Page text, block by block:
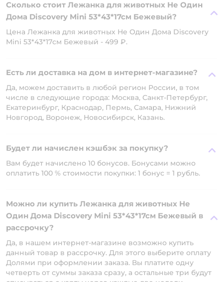
Сколько стоит Лежанка для животных Не Один
Дома Discovery Mini 53*43*17см Бежевый?
Цена Лежанка для животных Не Один Дома Discovery
Mini 53*43*17см Бежевый - 499 ₽.
Есть ли доставка на дом в интернет-магазине?
Да, можем доставить в любой регион России, в том
числе в следующие города: Москва, Санкт-Петербург,
Екатеринбург, Краснодар, Пермь, Самара, Нижний
Новгород, Воронеж, Новосибирск, Казань.
Будет ли начислен кэшбэк за покупку?
Вам будет начислено 10 бонусов. Бонусами можно
оплатить 100 % стоимости покупки: 1 бонус = 1 рубль.
Можно ли купить Лежанка для животных Не
Один Дома Discovery Mini 53*43*17см Бежевый в
рассрочку?
Да, в нашем интернет-магазине возможно купить
данный товар в рассрочку. Для этого выберите оплату
Долями при оформлении заказа. Вы платите одну
четверть от суммы заказа сразу, а остальные три будут